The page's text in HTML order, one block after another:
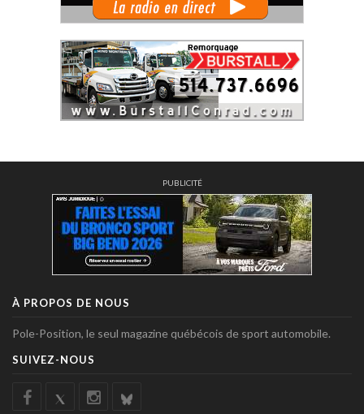
PUBLICITÉ
À PROPOS DE NOUS
Pole-Position, le seul magazine québécois de sport automobile.
SUIVEZ-NOUS